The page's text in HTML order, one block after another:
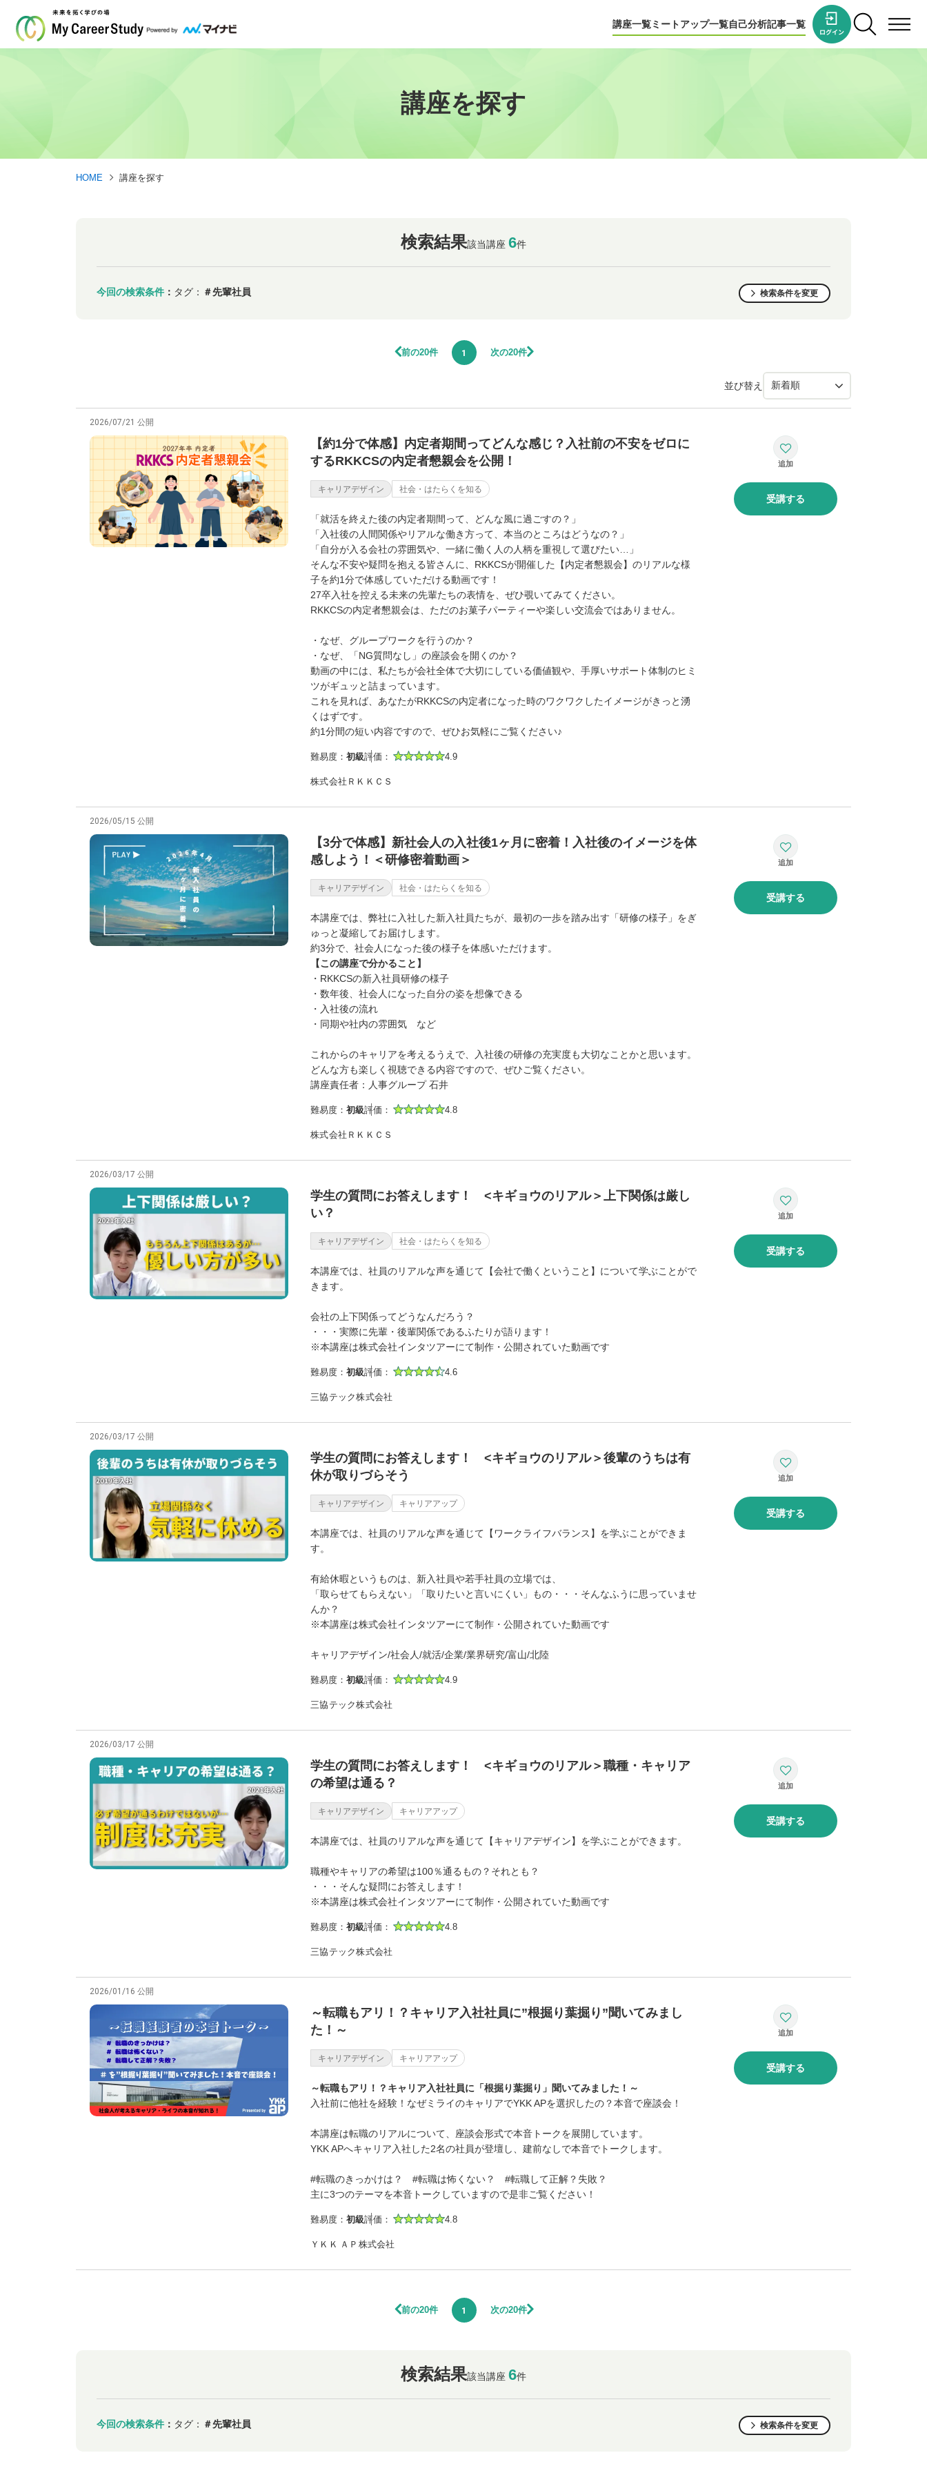
講座一覧ミートアップ一覧自己分析記事一覧
講座を探す
HOME 講座を探す
検索結果該当講座 6件
今回の検索条件 ： タグ： ＃先輩社員 検索条件を変更
前の20件 1 次の20件
並び替え
2026/07/21 公開
【約1分で体感】内定者期間ってどんな感じ？入社前の不安をゼロに
するRKKCSの内定者懇親会を公開！
キャリアデザイン 社会・はたらくを知る
「就活を終えた後の内定者期間って、どんな風に過ごすの？」
「入社後の人間関係やリアルな働き方って、本当のところはどうなの？」
「自分が入る会社の雰囲気や、一緒に働く人の人柄を重視して選びたい…」
そんな不安や疑問を抱える皆さんに、RKKCSが開催した【内定者懇親会】のリアルな様
子を約1分で体感していただける動画です！
27卒入社を控える未来の先輩たちの表情を、ぜひ覗いてみてください。
RKKCSの内定者懇親会は、ただのお菓子パーティーや楽しい交流会ではありません。
・なぜ、グループワークを行うのか？
・なぜ、「NG質問なし」の座談会を開くのか？
動画の中には、私たちが会社全体で大切にしている価値観や、手厚いサポート体制のヒミ
ツがギュッと詰まっています。
これを見れば、あなたがRKKCSの内定者になった時のワクワクしたイメージがきっと湧
くはずです。
約1分間の短い内容ですので、ぜひお気軽にご覧ください♪
難易度： 初級評価： 4.9
株式会社ＲＫＫＣＳ
受講する
2026/05/15 公開
【3分で体感】新社会人の入社後1ヶ月に密着！入社後のイメージを体
感しよう！＜研修密着動画＞
キャリアデザイン 社会・はたらくを知る
本講座では、弊社に入社した新入社員たちが、最初の一歩を踏み出す「研修の様子」をぎ
ゅっと凝縮してお届けします。
約3分で、社会人になった後の様子を体感いただけます。
【この講座で分かること】
・RKKCSの新入社員研修の様子
・数年後、社会人になった自分の姿を想像できる
・入社後の流れ
・同期や社内の雰囲気 など
これからのキャリアを考えるうえで、入社後の研修の充実度も大切なことかと思います。
どんな方も楽しく視聴できる内容ですので、ぜひご覧ください。
講座責任者：人事グループ 石井
難易度： 初級評価： 4.8
株式会社ＲＫＫＣＳ
受講する
2026/03/17 公開
学生の質問にお答えします！ <キギョウのリアル＞上下関係は厳し
い？
キャリアデザイン 社会・はたらくを知る
本講座では、社員のリアルな声を通じて【会社で働くということ】について学ぶことがで
きます。
会社の上下関係ってどうなんだろう？
・・・実際に先輩・後輩関係であるふたりが語ります！
※本講座は株式会社インタツアーにて制作・公開されていた動画です
難易度： 初級評価： 4.6
三協テック株式会社
受講する
2026/03/17 公開
学生の質問にお答えします！ <キギョウのリアル＞後輩のうちは有
休が取りづらそう
キャリアデザイン キャリアアップ
本講座では、社員のリアルな声を通じて【ワークライフバランス】を学ぶことができま
す。
有給休暇というものは、新入社員や若手社員の立場では、
「取らせてもらえない」「取りたいと言いにくい」もの・・・そんなふうに思っていませ
んか？
※本講座は株式会社インタツアーにて制作・公開されていた動画です
キャリアデザイン/社会人/就活/企業/業界研究/富山/北陸
難易度： 初級評価： 4.9
三協テック株式会社
受講する
2026/03/17 公開
学生の質問にお答えします！ <キギョウのリアル＞職種・キャリア
の希望は通る？
キャリアデザイン キャリアアップ
本講座では、社員のリアルな声を通じて【キャリアデザイン】を学ぶことができます。
職種やキャリアの希望は100％通るもの？それとも？
・・・そんな疑問にお答えします！
※本講座は株式会社インタツアーにて制作・公開されていた動画です
難易度： 初級評価： 4.8
三協テック株式会社
受講する
2026/01/16 公開
～転職もアリ！？キャリア入社社員に”根掘り葉掘り”聞いてみまし
た！～
キャリアデザイン キャリアアップ
～転職もアリ！？キャリア入社社員に「根掘り葉掘り」聞いてみました！～
入社前に他社を経験！なぜミライのキャリアでYKK APを選択したの？本音で座談会！
本講座は転職のリアルについて、座談会形式で本音トークを展開しています。
YKK APへキャリア入社した2名の社員が登壇し、建前なしで本音でトークします。
#転職のきっかけは？ #転職は怖くない？ #転職して正解？失敗？
主に3つのテーマを本音トークしていますので是非ご覧ください！
難易度： 初級評価： 4.8
ＹＫＫ ＡＰ株式会社
受講する
前の20件 1 次の20件
検索結果該当講座 6件
今回の検索条件 ： タグ： ＃先輩社員 検索条件を変更